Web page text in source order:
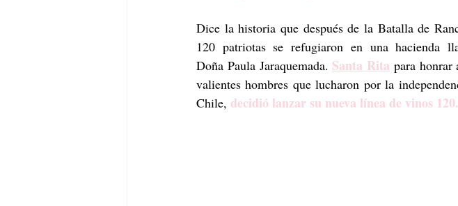
Dice la historia que después de la Batalla de
120 patriotas se refugiaron en una hacienda
Doña Paula Jaraquemada. Santa Rita para honrar
valientes hombres que lucharon por la
Chile, decidió lanzar su nueva línea de vinos 120.